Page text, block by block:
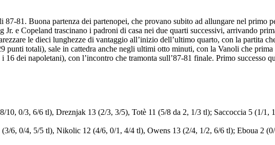
81. Buona partenza dei partenopei, che provano subito ad allungare nel primo
e Copeland trascinano i padroni di casa nei due quarti successivi, arrivando
le dieci lunghezze di vantaggio all’inizio dell’ultimo quarto, con la partita
punti totali), sale in cattedra anche negli ultimi otto minuti, con la Vanoli che prima
dei napoletani), con l’incontro che tramonta sull’87-81 finale. Primo successo
0/3, 6/6 tl), Dreznjak 13 (2/3, 3/5), Totè 11 (5/8 da 2, 1/3 tl); Saccoccia 5 (1/1,
6, 0/4, 5/5 tl), Nikolic 12 (4/6, 0/1, 4/4 tl), Owens 13 (2/4, 1/2, 6/6 tl); Eboua 2